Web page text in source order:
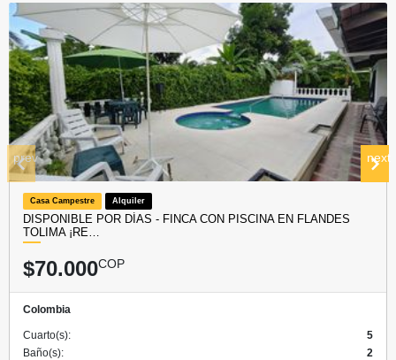
Casa Campestre Alquiler
DISPONIBLE POR DÍAS - FINCA CON PISCINA EN FLANDES
TOLIMA ¡RE…
$70.000COP
Colombia
Cuarto(s):
5
Baño(s):
2
prev next